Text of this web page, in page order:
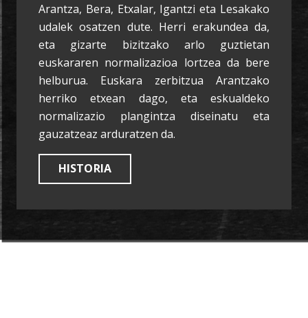
Arantza, Bera, Etxalar, Igantzi eta Lesakako
udalek osatzen dute. Herri erakundea da,
eta gizarte bizitzako arlo guztietan
euskararen normalizazioa lortzea da bere
helburua. Euskara zerbitzua Arantzako
herriko etxean dago, eta eskualdeko
normalizazio plangintza diseinatu eta
gauzatzeaz arduratzen da.
HISTORIA